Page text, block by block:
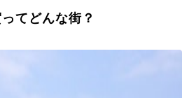
てどんな街？